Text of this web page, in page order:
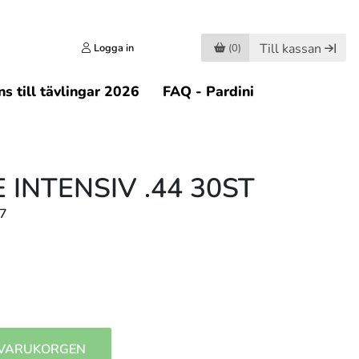
Logga in (0) Till kassan
till tävlingar 2026 FAQ - Pardini
INTENSIV .44 30ST